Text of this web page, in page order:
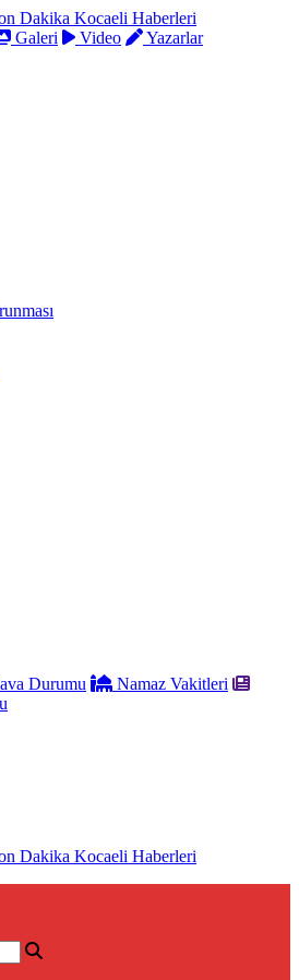
Galeri Video
Yazarlar
Durumu
Namaz Vakitleri